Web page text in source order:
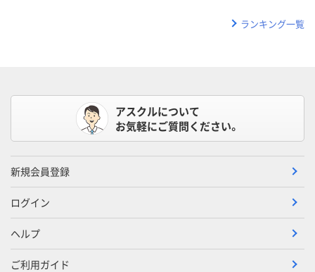
ランキング一覧
アスクルについて
お気軽にご質問ください。
新規会員登録
ログイン
ヘルプ
ご利用ガイド